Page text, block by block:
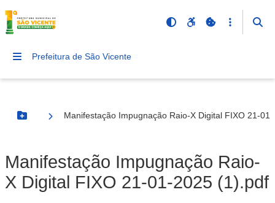
Prefeitura de São Vicente
Botão Menu
Manifestação Impugnação Raio-X Digital FIXO 21-
Manifestação Impugnação Raio-
X Digital FIXO 21-01-2025 (1).pdf